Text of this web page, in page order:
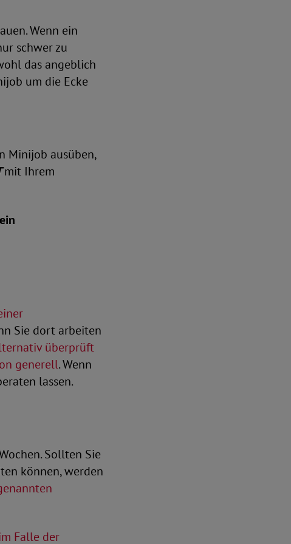
Wenn ein
schwer zu
das angeblich
um die Ecke
Minijob ausüben,
mit Ihrem
Sie dort arbeiten
überprüft
generell. Wenn
lassen.
Sollten Sie
können, werden
Falle der